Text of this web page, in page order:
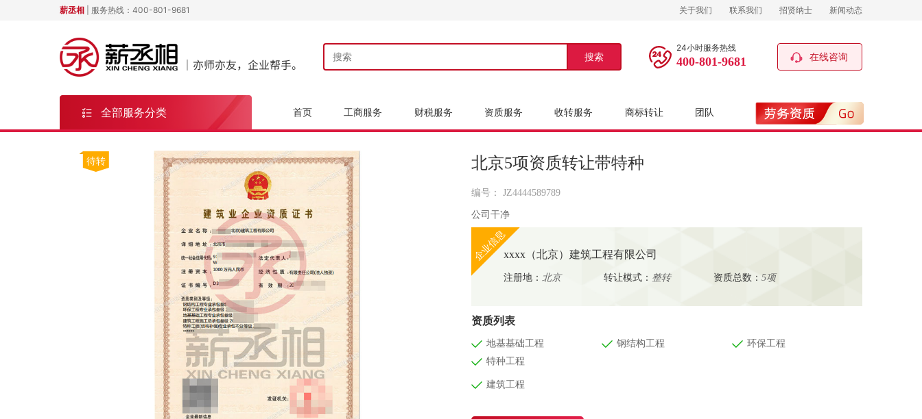
薪丞相 | 服务热线： 400-801-9681 关于我们 联系我们 招贤纳士 新闻动态
搜索
24小时服务热线
400-801-9681 在线咨询
全部服务分类 首页 工商服务 财税服务 资质服务 收转服务 商标转让 团队
北京5项资质转让带特种
编号： JZ4444589789
公司干净
xxxx（北京）建筑工程有限公司
注册地： 北京 转让模式： 整转 资质总数： 5项
企业信息
资质列表
地基基础工程 钢结构工程
环保工程
特种工程
建筑工程